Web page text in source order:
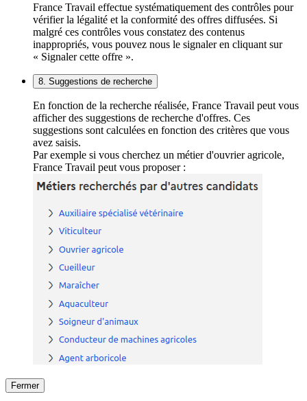
France Travail effectue systématiquement des contrôles pour
vérifier la légalité et la conformité des offres diffusées. Si
malgré ces contrôles vous constatez des contenus
inappropriés, vous pouvez nous le signaler en cliquant sur
« Signaler cette offre ».
8. Suggestions de recherche
En fonction de la recherche réalisée, France Travail peut vous
afficher des suggestions de recherche d'offres. Ces
suggestions sont calculées en fonction des critères que vous
avez saisis.
Par exemple si vous cherchez un métier d'ouvrier agricole,
France Travail peut vous proposer :
Fermer